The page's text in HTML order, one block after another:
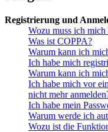
Registrierung und
Wozu muss ich mich
Was ist COPPA?
Warum kann ich
Ich habe mich
Warum kann ich
Ich habe mich vor
nicht mehr
Ich habe mein
Warum werde ich
Wozu ist die